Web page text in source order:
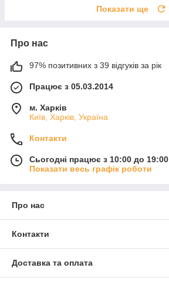
Показати ще
Про нас
97% позитивних з 39 відгуків за рік
Працює з 05.03.2014
м. Харків
Київ, Харків, Україна
Контакти
Сьогодні працює з 10:00 до 19:00
Показати весь графік роботи
Про нас
Контакти
Доставка та оплата